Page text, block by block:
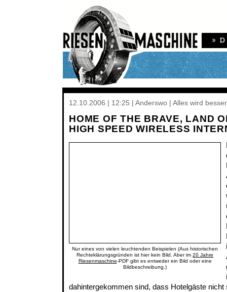
12.10.2006 | 12:25 | Anderswo | Alles wird
HOME OF THE BRAVE, LAND
HIGH SPEED WIRELESS
Nur eines von vielen leuchtenden Beispielen (Aus historischen
Rechteklärungsgründen ist hier kein Bild. Aber im 20 Jahre
Riesenmaschine-PDF gibt es entweder ein Bild oder eine
Bildbeschreibung.)
dahintergekommen sind, dass Hotelgäste nicht